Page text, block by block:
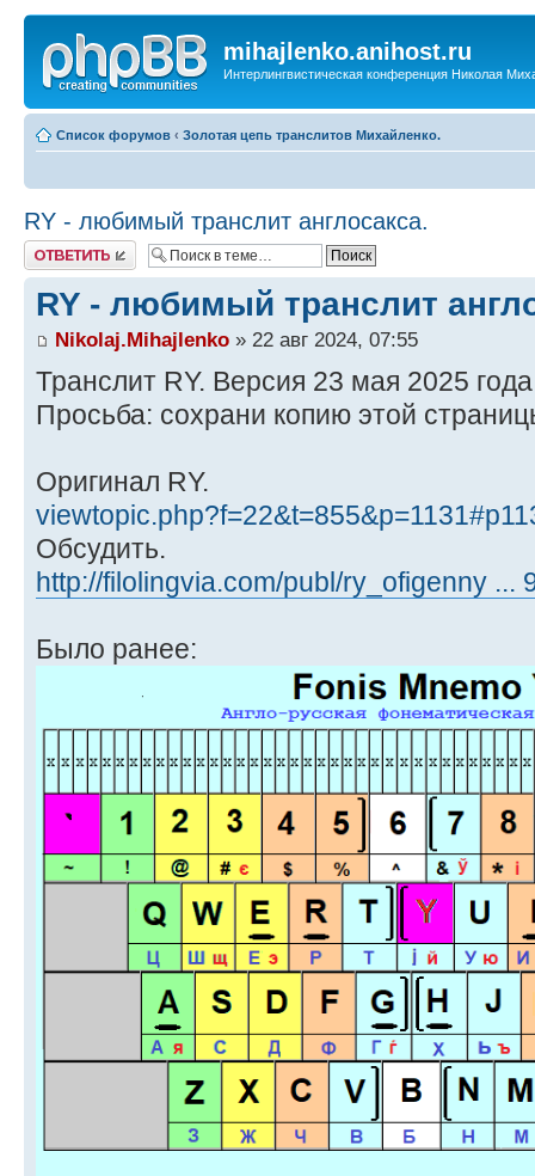
mihajlenko.anihost.ru
Интерлингвистическая конференция Николая
Список форумов ‹ Золотая цепь транслитов Михайленко.
RY - любимый транслит англосакса.
Ответить
RY - любимый транслит
Nikolaj.Mihajlenko » 22 авг 2024, 07:55
Транслит RY. Версия 23 мая 2025
Просьба: сохрани копию этой
Оригинал RY.
Обсудить.
http://filolingvia.com/publ/ry_ofigenny ...
Было ранее: